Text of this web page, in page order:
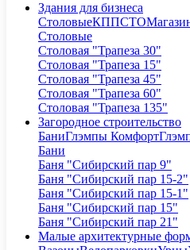
Здания для бизнеса
СтоловыеКППСТО
Столовые
Столовая "Трапеза 30"
Столовая "Трапеза 15"
Столовая "Трапеза 45"
Столовая "Трапеза 60"
Столовая "Трапеза 135"
Загородное строительство
БаниГлэмпы Комфорт
Бани
Баня "Сибирский пар 9"
Баня "Сибирский пар 15-2"
Баня "Сибирский пар 15-1"
Баня "Сибирский пар 15"
Баня "Сибирский пар 21"
Малые архитектурные